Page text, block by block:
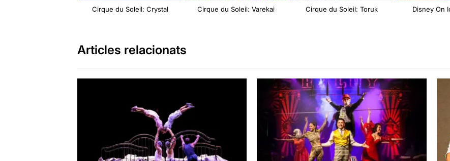
Cirque du Soleil: Crystal Cirque du Soleil: Varekai Cirque du Soleil: Toruk Disney On
Articles relacionats